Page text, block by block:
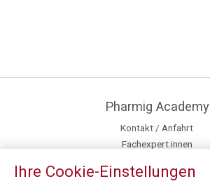
Pharmig Academy
Kontakt / Anfahrt
Fachexpert:innen
Inhouse Training
Ihre Cookie-Einstellungen